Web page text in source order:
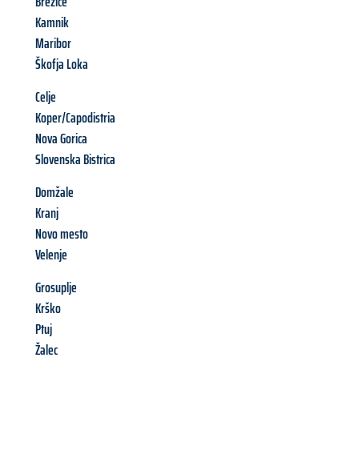
Kamnik
Maribor
Škofja Loka
Celje
Koper/Capodistria
Nova Gorica
Slovenska Bistrica
Domžale
Kranj
Novo mesto
Velenje
Grosuplje
Krško
Ptuj
Žalec